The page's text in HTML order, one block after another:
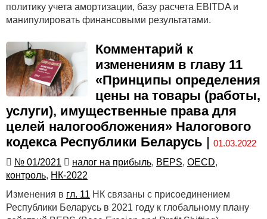
политику учета амортизации, базу расчета EBITDA и
манипулировать финансовыми результатами.
Комментарий к
изменениям в главу 11
«Принципы определения
цены на товары (работы,
услуги), имущественные права для
целей налогообложения» Налогового
кодекса Республики Беларусь
01.03.2022
№ 01/2021
налог на прибыль, BEPS, OECD,
контроль, НК-2022
Изменения в гл. 11 НК связаны с присоединением
Республики Беларусь в 2021 году к глобальному плану